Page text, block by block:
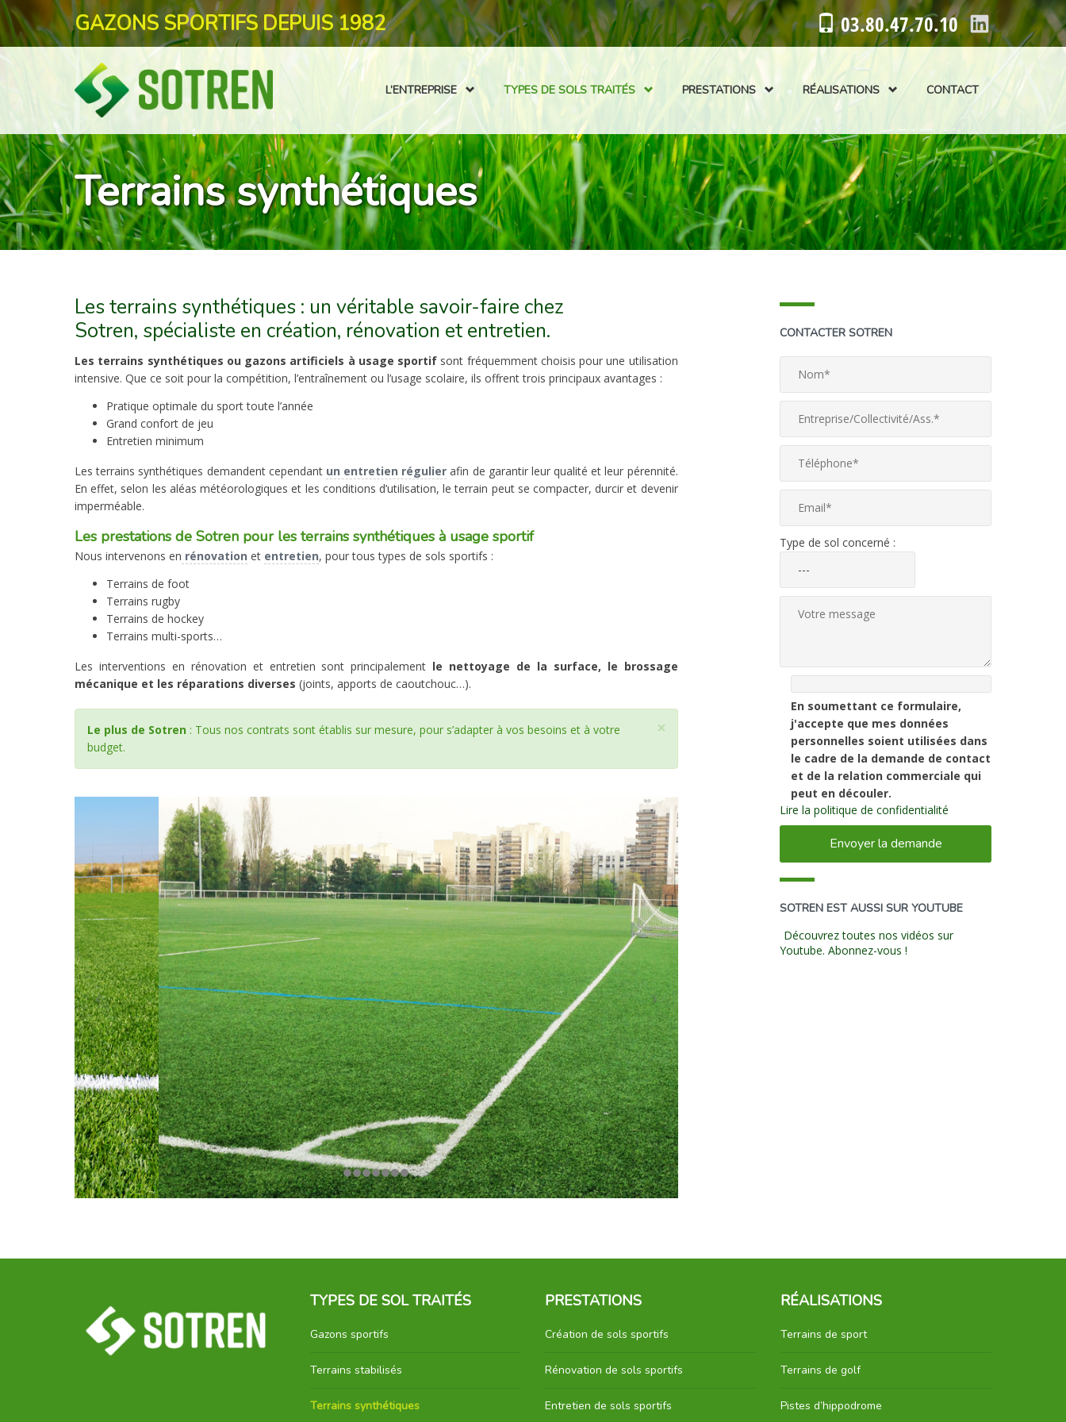
L’ENTREPRISE TYPES DE SOLS TRAITÉS PRESTATIONS RÉALISATIONS CONTACT
GAZONS SPORTIFS DEPUIS 1982 03.80.47.70.10
Terrains synthétiques
Les terrains synthétiques : un véritable savoir-faire chez
Sotren, spécialiste en création, rénovation et entretien.
Les terrains synthétiques ou gazons artificiels à usage sportif sont fréquemment choisis pour une utilisation
intensive. Que ce soit pour la compétition, l’entraînement ou l’usage scolaire, ils offrent trois principaux avantages :
Pratique optimale du sport toute l’année
Grand confort de jeu
Entretien minimum
Les terrains synthétiques demandent cependant un entretien régulier afin de garantir leur qualité et leur pérennité.
En effet, selon les aléas météorologiques et les conditions d’utilisation, le terrain peut se compacter, durcir et devenir
imperméable.
Les prestations de Sotren pour les terrains synthétiques à usage sportif
Nous intervenons en rénovation et entretien, pour tous types de sols sportifs :
Terrains de foot
Terrains rugby
Terrains de hockey
Terrains multi-sports…
Les interventions en rénovation et entretien sont principalement le nettoyage de la surface, le brossage
mécanique et les réparations diverses (joints, apports de caoutchouc…).
×
Le plus de Sotren : Tous nos contrats sont établis sur mesure, pour s’adapter à vos besoins et à votre
budget.
CONTACTER SOTREN
Type de sol concerné :
En soumettant ce formulaire,
j'accepte que mes données
personnelles soient utilisées dans
le cadre de la demande de contact
et de la relation commerciale qui
peut en découler.
Lire la politique de confidentialité
SOTREN EST AUSSI SUR YOUTUBE
Découvrez toutes nos vidéos sur
Youtube. Abonnez-vous !
TYPES DE SOL TRAITÉS
Gazons sportifs
Terrains stabilisés
Terrains synthétiques
PRESTATIONS
Création de sols sportifs
Rénovation de sols sportifs
Entretien de sols sportifs
RÉALISATIONS
Terrains de sport
Terrains de golf
Pistes d’hippodrome